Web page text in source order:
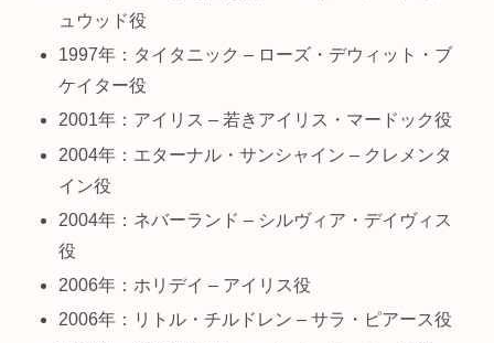
ュウッド役
1997年：タイタニック – ローズ・デウィット・ブ
ケイター役
2001年：アイリス – 若きアイリス・マードック役
2004年：エターナル・サンシャイン – クレメンタ
イン役
2004年：ネバーランド – シルヴィア・デイヴィス
役
2006年：ホリデイ – アイリス役
2006年：リトル・チルドレン – サラ・ピアース役